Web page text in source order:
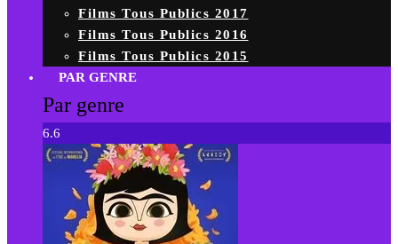
Films Tous Publics 2017
Films Tous Publics 2016
Films Tous Publics 2015
PAR GENRE
Par genre
6.6